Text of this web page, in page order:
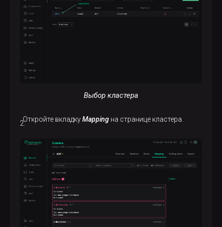
Выбор кластера
Откройте вкладкуMapping на странице кластера.